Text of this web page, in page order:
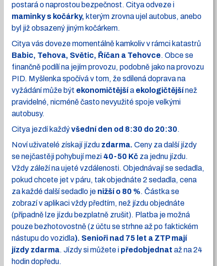
postará o naprostou bezpečnost. Citya odveze i
maminky s kočárky, kterým zrovna ujel autobus, anebo
byl již obsazený jiným kočárkem.
Citya vás doveze momentálně kamkoliv v rámci katastrů
Babic, Tehova, Světic, Říčan a Tehovce. Obce se
finančně podílí na jejím provozu, podobně jako na provozu
PID. Myšlenka spočívá v tom, že sdílená doprava na
vyžádání může být ekonomičtějšía ekologičtějšínež
pravidelné, nicméně často nevyužité spoje velkými
autobusy.
Citya jezdí každývšední den od 8:30 do 20:30.
Noví uživatelé získají jízdu zdarma. Ceny za další jízdy
se nejčastěji pohybují mezi 40-50 Kč za jednu jízdu.
Vždy záleží na ujeté vzdálenosti. Objednávají se sedadla,
pokud chcete jet v páru, tak objednáte 2 sedadla, cena
za každé další sedadlo je nižší o 80 %. Částka se
zobrazí v aplikaci vždy předtím, než jízdu objednáte
(případně lze jízdu bezplatně zrušit). Platba je možná
pouze bezhotovostně (z účtu se strhne až po faktickém
nástupu do vozidla). Senioři nad 75 let a ZTP mají
jízdy zdarma. Jízdy si můžete i předobjednat až na 24
hodin dopředu.